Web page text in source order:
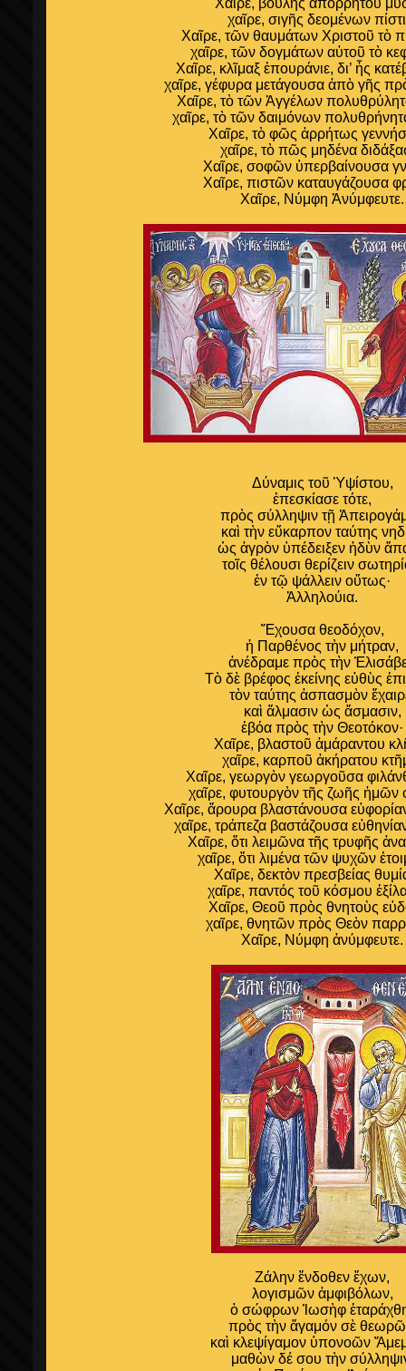
Χαῖρε, βουλῆς ἀπορρήτου
χαῖρε, σιγῆς δεομένων
Χαῖρε, τῶν θαυμάτων Χριστοῦ τὸ
χαῖρε, τῶν δογμάτων αὐτοῦ τὸ
Χαῖρε, κλῖμαξ ἐπουράνιε, δι’ ἧς
χαῖρε, γέφυρα μετάγουσα ἀπὸ γῆς
Χαῖρε, τὸ τῶν Ἀγγέλων
χαῖρε, τὸ τῶν δαιμόνων
Χαῖρε, τὸ φῶς ἀρρήτως
χαῖρε, τὸ πῶς μηδένα
Χαῖρε, σοφῶν ὑπερβαίνουσα
Χαῖρε, πιστῶν καταυγάζουσα
Χαῖρε, Νύμφη Ἀνύμφευτε.
Δύναμις τοῦ Ὑψίστου,
ἐπεσκίασε τότε,
πρὸς σύλληψιν τῇ
καὶ τὴν εὔκαρπον ταύτης
ὡς ἀγρὸν ὑπέδειξεν ἡδὺν
τοῖς θέλουσι θερίζειν
ἐν τῷ ψάλλειν οὕτως·
Ἀλληλούια.
Ἔχουσα θεοδόχον,
ἡ Παρθένος τὴν μήτραν,
ἀνέδραμε πρὸς τὴν
Τὸ δὲ βρέφος ἐκείνης εὐθὺς
τὸν ταύτης ἀσπασμὸν
καὶ ἅλμασιν ὡς ἄσμασιν,
ἐβόα πρὸς τὴν Θεοτόκον·
Χαῖρε, βλαστοῦ ἀμάραντου
χαῖρε, καρποῦ ἀκήρατου
Χαῖρε, γεωργὸν γεωργοῦσα
χαῖρε, φυτουργὸν τῆς ζωῆς ἠμῶν
Χαῖρε, ἄρουρα βλαστάνουσα
χαῖρε, τράπεζα βαστάζουσα
Χαῖρε, ὅτι λειμῶνα τῆς τρυφῆς
χαῖρε, ὅτι λιμένα τῶν ψυχῶν
Χαῖρε, δεκτὸν πρεσβείας
χαῖρε, παντός τοῦ κόσμου
Χαῖρε, Θεοῦ πρὸς θνητοὺς
χαῖρε, θνητῶν πρὸς Θεὸν
Χαῖρε, Νύμφη ἀνύμφευτε.
Ζάλην ἔνδοθεν ἔχων,
λογισμῶν ἀμφιβόλων,
ὁ σώφρων Ἰωσὴφ
πρὸς τὴν ἄγαμόν σὲ
καὶ κλεψίγαμον ὑπονοῶν
μαθὼν δέ σου τὴν